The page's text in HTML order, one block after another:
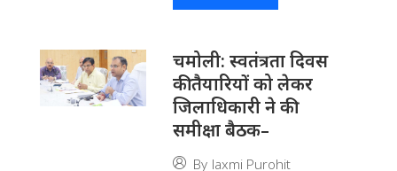
चमोली: स्वतंत्रता दिवस
की तैयारियों को लेकर
जिलाधिकारी ने की
समीक्षा बैठक–
By laxmi Purohit